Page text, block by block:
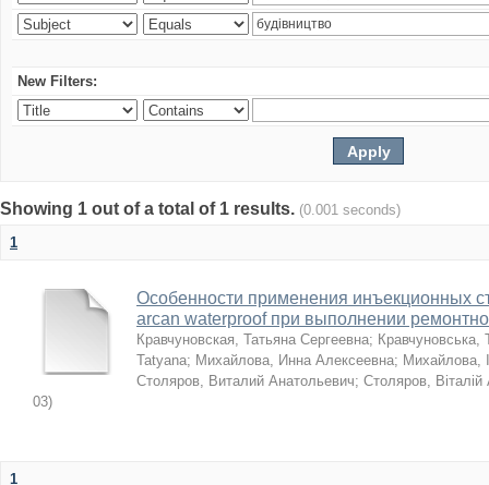
New Filters:
Showing 1 out of a total of 1 results. (0.001 seconds)
1
Особенности применения инъекционных
arcan waterproof при выполнении
Кравчуновская, Татьяна Сергеевна; Кравчуновська,
Tatyana; Михайлова, Инна Алексеевна; Михайлова,
Столяров, Виталий Анатольевич; Столяров, Віталій
03)
1